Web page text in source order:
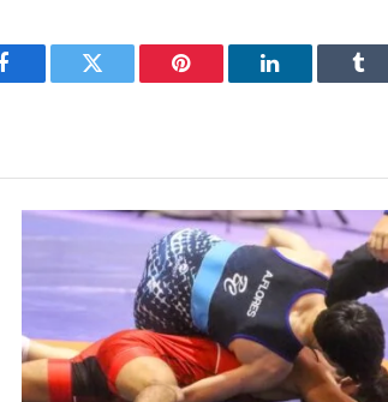
Facebook Twitter Pinterest LinkedIn